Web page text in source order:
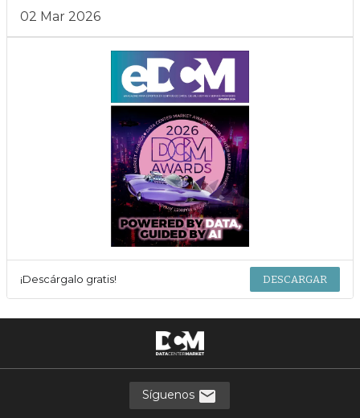
02 Mar 2026
¡Descárgalo gratis! DESCARGAR
Síguenos